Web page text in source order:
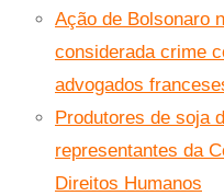
Ação de Bolsonaro
considerada crime
advogados
Produtores de soja
representantes da
Direitos Humanos